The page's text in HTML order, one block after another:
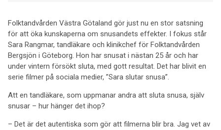
Folktandvården Västra Götaland gör just nu en stor satsning
för att öka kunskaperna om snusandets effekter. I fokus står
Sara Rangmar, tandläkare och klinikchef för Folktandvården
Bergsjön i Göteborg. Hon har snusat i nästan 25 år och har
under vintern försökt sluta, med gott resultat. Det har blivit en
serie filmer på sociala medier, ”Sara slutar snusa”.
Att en tandläkare, som uppmanar andra att sluta snusa, själv
snusar – hur hänger det ihop?
– Det är det autentiska som gör att filmerna blir bra. Jag vet av